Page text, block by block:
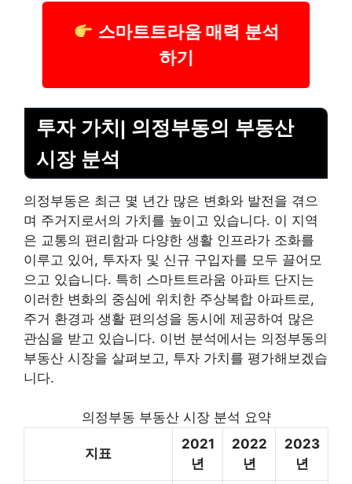
스마트트라움 매력 분석
하기
투자 가치| 의정부동의 부동산
시장 분석
의정부동은 최근 몇 년간 많은 변화와 발전을 겪으
며 주거지로서의 가치를 높이고 있습니다. 이 지역
은 교통의 편리함과 다양한 생활 인프라가 조화를
이루고 있어, 투자자 및 신규 구입자를 모두 끌어모
으고 있습니다. 특히 스마트트라움 아파트 단지는
이러한 변화의 중심에 위치한 주상복합 아파트로,
주거 환경과 생활 편의성을 동시에 제공하여 많은
관심을 받고 있습니다. 이번 분석에서는 의정부동의
부동산 시장을 살펴보고, 투자 가치를 평가해보겠습
니다.
의정부동 부동산 시장 분석 요약
지표
2021
년
2022
년
2023
년